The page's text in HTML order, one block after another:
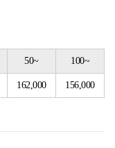
50~ 100~
162,000 156,000